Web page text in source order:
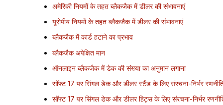
अमेरिकी नियमों के तहत ब्लैकजैक में डीलर की संभावनाएं
यूरोपीय नियमों के तहत ब्लैकजैक में डीलर की संभावनाएं
ब्लैकजैक में कार्ड हटाने का प्रभाव
ब्लैकजैक अपेक्षित मान
ऑनलाइन ब्लैकजैक में डेक की संख्या का अनुमान लगाना
सॉफ्ट 17 पर सिंगल डेक और डीलर स्टैंड के लिए संरचना-निर्भर
सॉफ्ट 17 पर सिंगल डेक और डीलर हिट्स के लिए संरचना-निर्भर